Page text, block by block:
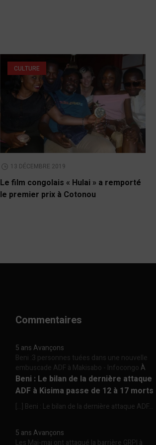
CULTURE
13 DÉCEMBRE 2019
Le film congolais « Hulai » a remporté
le premier prix à Cotonou
Commentaires
5 ans Avançons
Beni :3 personnes tuées dans une nouvelle
embuscade ADF à Makisabo - InfocongoÀ
Beni : Le bilan de la dernière attaque
ADF à Kisima passe de 12 à 17 morts
[…] Beni : Le bilan de la dernière attaque ADF...
5 ans Avançons
Les Mai-mai ont attaqué la barrière GRPI à